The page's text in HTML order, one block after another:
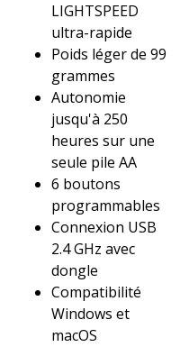
LIGHTSPEED
ultra-rapide
Poids léger de 99
grammes
Autonomie
jusqu'à 250
heures sur une
seule pile AA
6 boutons
programmables
Connexion USB
2.4 GHz avec
dongle
Compatibilité
Windows et
macOS